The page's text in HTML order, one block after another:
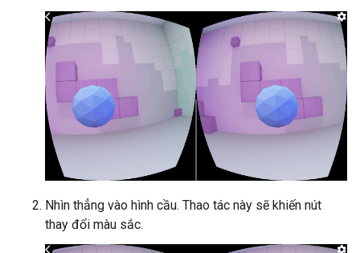
Nhìn thẳng vào hình cầu. Thao tác này sẽ khiến nút
thay đổi màu sắc.